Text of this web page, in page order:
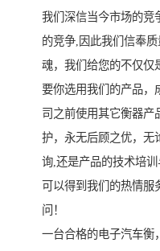
我们深信当今市场的竞
的竞争,因此我们信奉
魂，我们给您的不仅仅
要你选用我们的产品，
司之前使用其它衡器产
护，永无后顾之优，无
询,还是产品的技术培
可以得到我们的热情服
问！
一台合格的电子汽车衡